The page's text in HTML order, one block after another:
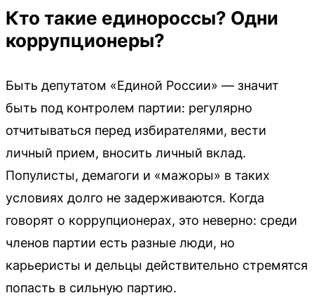
Кто такие единороссы? Одни
коррупционеры?
Быть депутатом «Единой России» — значит
быть под контролем партии: регулярно
отчитываться перед избирателями, вести
личный прием, вносить личный вклад.
Популисты, демагоги и «мажоры» в таких
условиях долго не задерживаются. Когда
говорят о коррупционерах, это неверно: среди
членов партии есть разные люди, но
карьеристы и дельцы действительно стремятся
попасть в сильную партию.